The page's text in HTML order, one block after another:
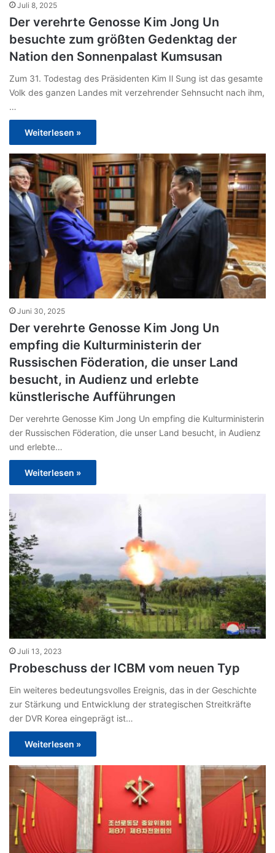
Juli 8, 2025
Der verehrte Genosse Kim Jong Un
besuchte zum größten Gedenktag der
Nation den Sonnenpalast Kumsusan
Zum 31. Todestag des Präsidenten Kim Il Sung ist das gesamte
Volk des ganzen Landes mit verzehrender Sehnsucht nach ihm,
…
Weiterlesen »
Juni 30, 2025
Der verehrte Genosse Kim Jong Un
empfing die Kulturministerin der
Russischen Föderation, die unser Land
besucht, in Audienz und erlebte
künstlerische Aufführungen
Der verehrte Genosse Kim Jong Un empfing die Kulturministerin
der Russischen Föderation, die unser Land besucht, in Audienz
und erlebte…
Weiterlesen »
Juli 13, 2023
Probeschuss der ICBM vom neuen Typ
Ein weiteres bedeutungsvolles Ereignis, das in der Geschichte
zur Stärkung und Entwicklung der strategischen Streitkräfte
der DVR Korea eingeprägt ist…
Weiterlesen »